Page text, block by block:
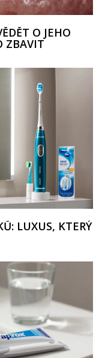
O JEHO
ZBAVIT
LUXUS, KTERÝ